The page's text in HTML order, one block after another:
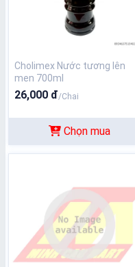
Cholimex Nước tương lên
men 700ml
26,000 đ/Chai
Chọn mua